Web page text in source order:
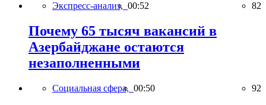
Экспресс-анализ, 00:52 82
Почему 65 тысяч вакансий в
Азербайджане остаются
незаполненными
Социальная сфера, 00:50 92